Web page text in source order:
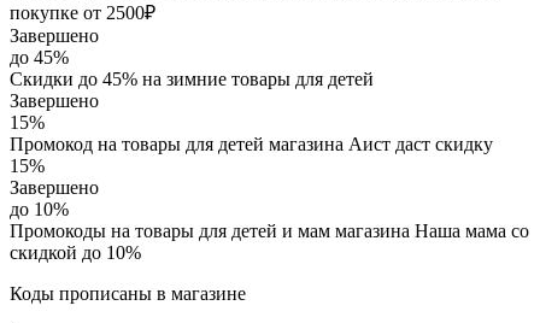
покупке от 2500₽
Завершено
до 45%
Скидки до 45% на зимние товары для детей
Завершено
15%
Промокод на товары для детей магазина Аист даст скидку
15%
Завершено
до 10%
Промокоды на товары для детей и мам магазина Наша мама со
скидкой до 10%
Коды прописаны в магазине